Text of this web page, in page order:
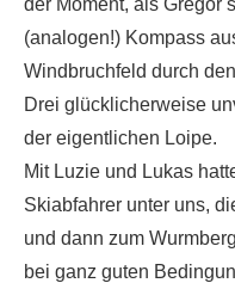
der Moment, als Gregor
(analogen!) Kompass
Windbruchfeld durch
Drei glücklicherweise
der eigentlichen Loipe.
Mit Luzie und Lukas
Skiabfahrer unter uns,
und dann zum
bei ganz guten